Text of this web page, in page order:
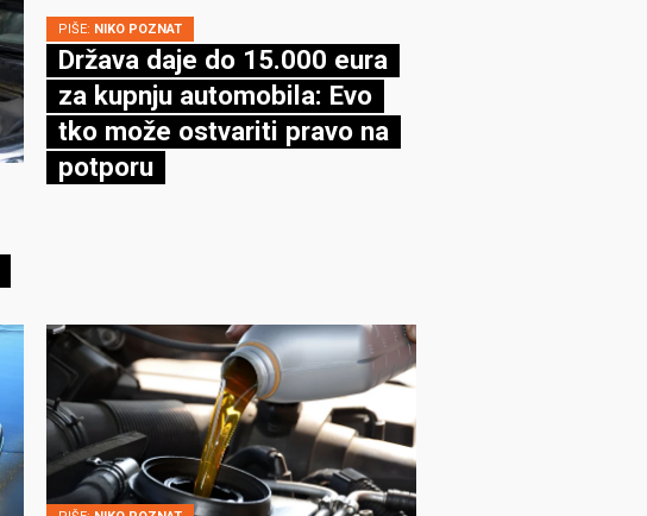
PIŠE: NIKO POZNAT
Država daje do 15.000 eura
za kupnju automobila: Evo
tko može ostvariti pravo na
potporu